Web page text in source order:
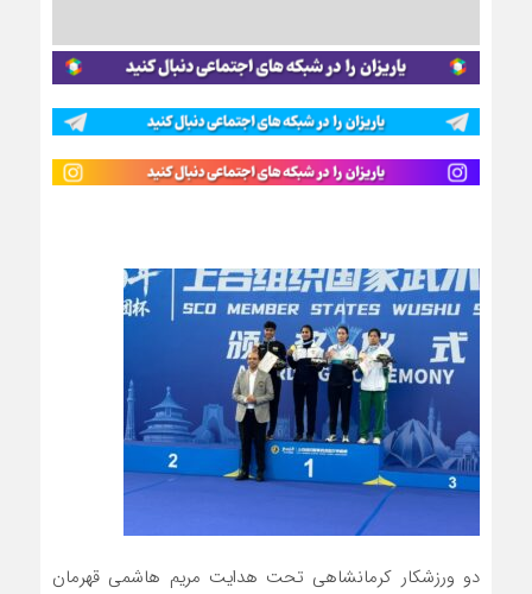
دو ورزشکار کرمانشاهی تحت هدایت مریم هاشمی قهرمان